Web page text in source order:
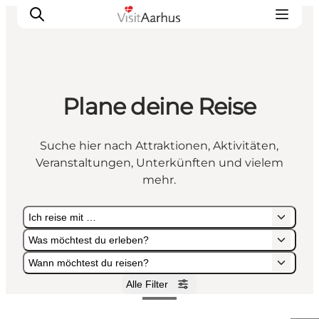
Sehen und erleben
Veranstaltungen
Städte und Regionen
Plane deine Reise
Suche hier nach Attraktionen, Aktivitäten,
Veranstaltungen, Unterkünften und vielem
mehr.
Ich reise mit …
Was möchtest du erleben?
Wann möchtest du reisen?
Alle Filter